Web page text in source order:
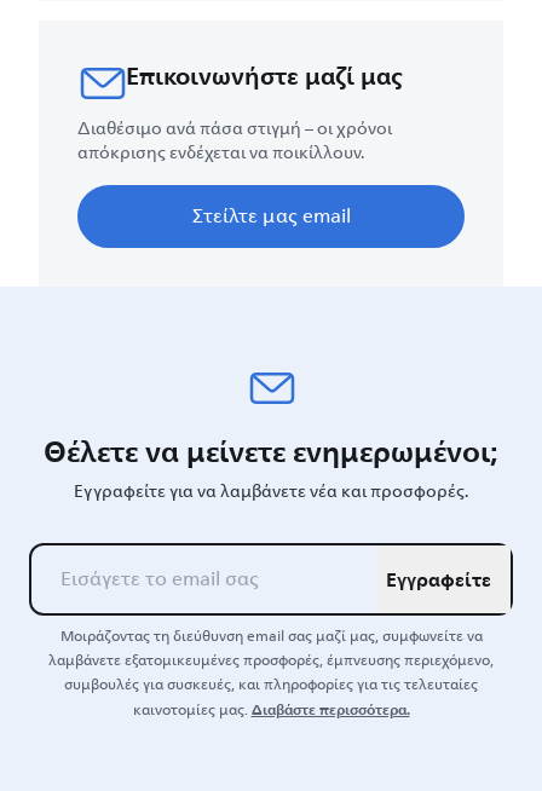
Επικοινωνήστε μαζί μας
Διαθέσιμο ανά πάσα στιγμή – οι χρόνοι
απόκρισης ενδέχεται να ποικίλλουν.
Στείλτε μας email
Θέλετε να μείνετε ενημερωμένοι;
Εγγραφείτε για να λαμβάνετε νέα και προσφορές.
Εγγραφείτε
Μοιράζοντας τη διεύθυνση email σας μαζί μας, συμφωνείτε να
λαμβάνετε εξατομικευμένες προσφορές, έμπνευσης περιεχόμενο,
συμβουλές για συσκευές, και πληροφορίες για τις τελευταίες
καινοτομίες μας.Διαβάστε περισσότερα.